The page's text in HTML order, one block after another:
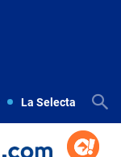
La Selecta